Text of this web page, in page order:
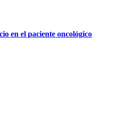
en el paciente oncológico